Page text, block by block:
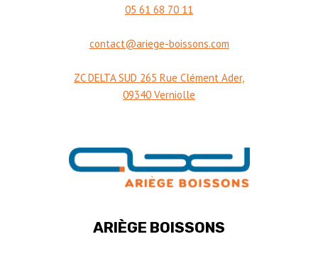
05 61 68 70 11
contact@ariege-boissons.com
ZC DELTA SUD 265 Rue Clément Ader,
09340 Verniolle
ARIÈGE BOISSONS